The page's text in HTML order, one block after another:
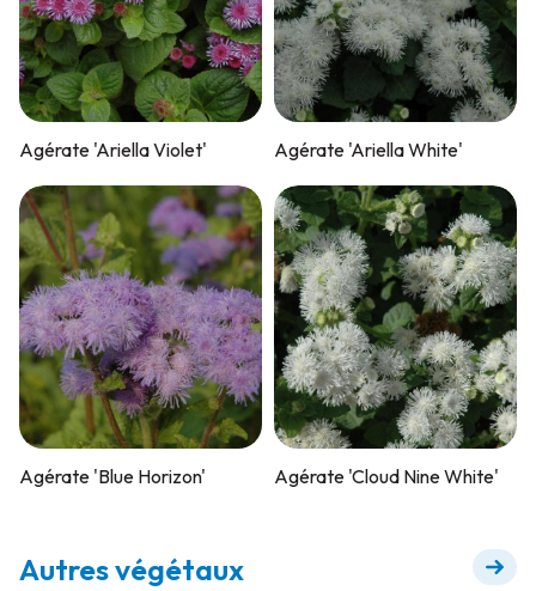
Agérate 'Ariella Violet' Agérate 'Ariella White'
Agérate 'Blue Horizon' Agérate 'Cloud Nine White'
Autres végétaux